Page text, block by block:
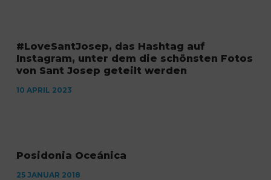
#LoveSantJosep, das Hashtag auf
Instagram, unter dem die schönsten Fotos
von Sant Josep geteilt werden
10 APRIL 2023
Posidonia Oceánica
25 JANUAR 2018